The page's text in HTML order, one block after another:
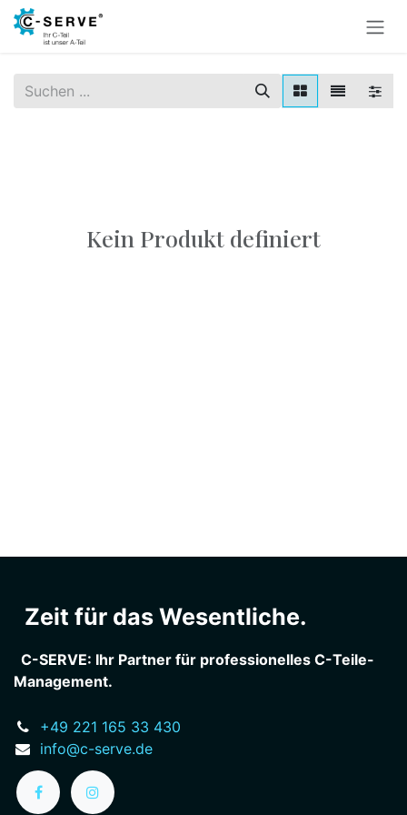
Zum Inhalt springen
Kein Produkt definiert
Zeit für das Wesentliche.
C-SERVE: Ihr Partner für professionelles C-Teile-
Management.
+49 221 165 33 430
info@c-serve.de